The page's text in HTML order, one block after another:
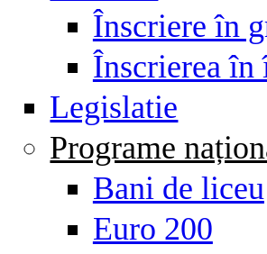
Înscriere în
Înscrierea în
Legislatie
Programe
Bani de liceu
Euro 200